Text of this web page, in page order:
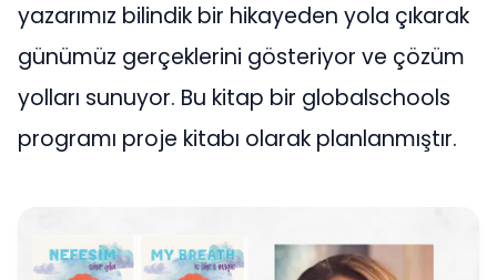
yazarımız bilindik bir hikayeden yola çıkarak
günümüz gerçeklerini gösteriyor ve çözüm
yolları sunuyor. Bu kitap bir globalschools
programı proje kitabı olarak planlanmıştır.